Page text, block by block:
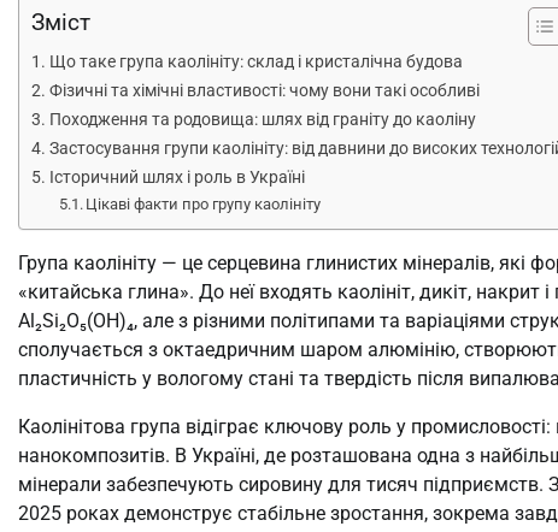
Зміст
Що таке група каолініту: склад і кристалічна будова
Фізичні та хімічні властивості: чому вони такі особливі
Походження та родовища: шлях від граніту до каоліну
Застосування групи каолініту: від давнини до високих
Історичний шлях і роль в Україні
Цікаві факти про групу каолініту
Група каолініту — це серцевина глинистих мінералів, які
«китайська глина». До неї входять каолініт, дикіт,
Al₂Si₂O₅(OH)₄, але з різними політипами та варіаціями
сполучається з октаедричним шаром алюмінію,
пластичність у вологому стані та твердість після
Каолінітова група відіграє ключову роль у
нанокомпозитів. В Україні, де розташована одна з
мінерали забезпечують сировину для тисяч
2025 роках демонструє стабільне зростання, зокрема